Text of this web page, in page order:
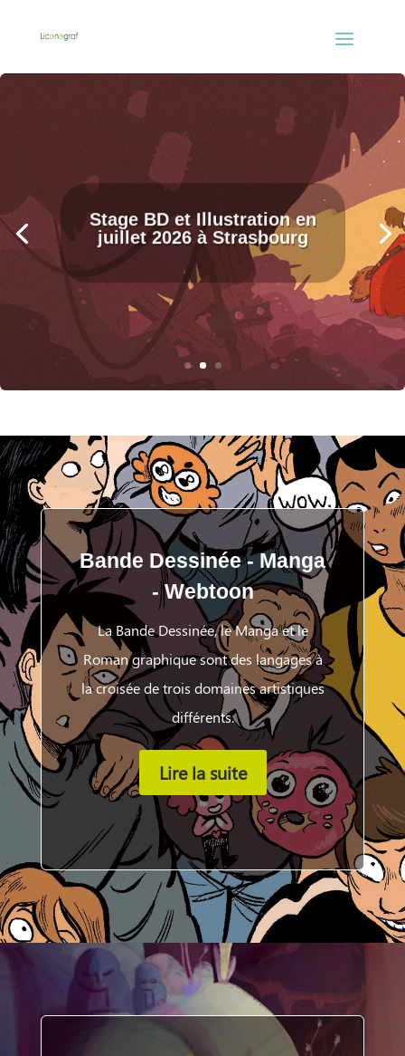
Stage BD et Illustration en
juillet 2026 à Strasbourg
Bande Dessinée - Manga
- Webtoon
La Bande Dessinée, le Manga et le
Roman graphique sont des langages à
la croisée de trois domaines artistiques
différents.
Lire la suite